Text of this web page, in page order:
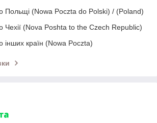
Польщі (Nowa Poczta do Polski) / (Poland)
(Nova Poshta to the Czech Republic)
країн (Nowa Poczta)